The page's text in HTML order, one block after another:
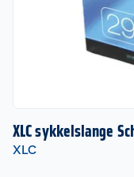
XLC sykkelslange
XLC